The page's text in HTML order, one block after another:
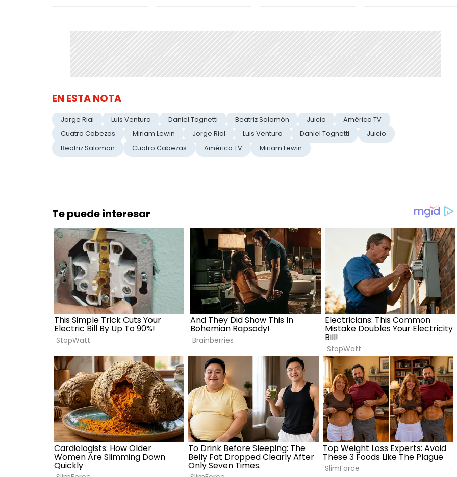
EN ESTA NOTA
Jorge Rial Luis Ventura Daniel Tognetti Beatriz Salomón Juicio
América TV
Cuatro Cabezas
Miriam Lewin Jorge Rial Luis Ventura Daniel Tognetti
Juicio
Beatriz Salomon
Cuatro Cabezas América TV Miriam Lewin